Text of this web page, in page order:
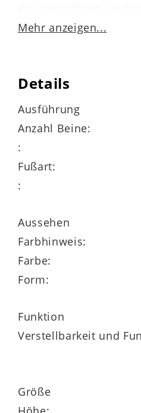
Metall. Auch qualitativ
und langlebig.
genügend Platz für
Personen. Er lädt zu
Mahlzeiten mit der
gemütlichen
Freunden ein. Auch
oder kreative
Tisch als perfekte
Mehr anzeigen...
Details
Ausführung
Anzahl Beine:
:
Fußart:
:
Aussehen
Farbhinweis:
Farbe:
Form:
Funktion
Verstellbarkeit und
Größe